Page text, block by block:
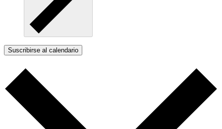
Suscribirse al calendario